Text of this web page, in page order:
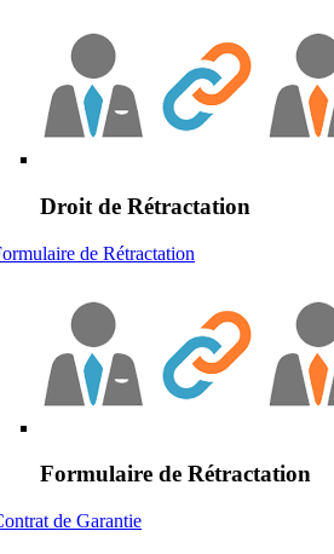
Droit de Rétractation
de Rétractation
Formulaire de Rétractation
de Garantie